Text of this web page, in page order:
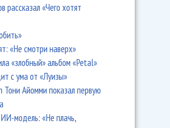
рассказал «Чего хотят
«Не смотри наверх»
«злобный» альбом «Petal»
с ума от «Луизы»
Тони Айомми показал первую
модель: «Не плачь,